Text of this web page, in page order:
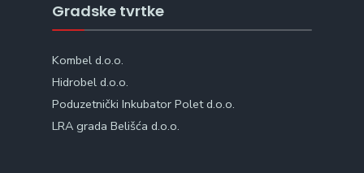
Gradske tvrtke
Kombel d.o.o.
Hidrobel d.o.o.
Poduzetnički Inkubator Polet d.o.o.
LRA grada Belišća d.o.o.